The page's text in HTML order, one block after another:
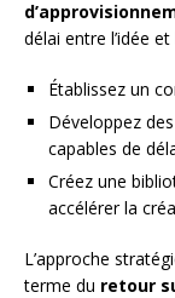
délai entre l’idée
Établissez un
Développez
capables de
Créez une
accélérer la
L’approche
terme du retour